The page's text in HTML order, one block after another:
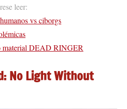
leer:
vs ciborgs
material DEAD RINGER
: No Light Without